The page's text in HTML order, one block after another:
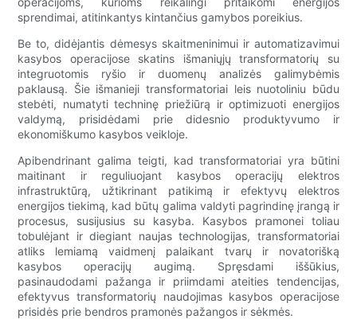
sprendimai, atitinkantys kintančius gamybos poreikius.
Be to, didėjantis dėmesys skaitmeninimui ir automatizavimui
kasybos operacijose skatins išmaniųjų transformatorių su
integruotomis ryšio ir duomenų analizės galimybėmis
paklausą. Šie išmanieji transformatoriai leis nuotoliniu būdu
stebėti, numatyti techninę priežiūrą ir optimizuoti energijos
valdymą, prisidėdami prie didesnio produktyvumo ir
ekonomiškumo kasybos veikloje.
Apibendrinant galima teigti, kad transformatoriai yra būtini
maitinant ir reguliuojant kasybos operacijų elektros
infrastruktūrą, užtikrinant patikimą ir efektyvų elektros
energijos tiekimą, kad būtų galima valdyti pagrindinę įrangą ir
procesus, susijusius su kasyba. Kasybos pramonei toliau
tobulėjant ir diegiant naujas technologijas, transformatoriai
atliks lemiamą vaidmenį palaikant tvarų ir novatorišką
kasybos operacijų augimą. Spręsdami iššūkius,
pasinaudodami pažanga ir priimdami ateities tendencijas,
efektyvus transformatorių naudojimas kasybos operacijose
prisidės prie bendros pramonės pažangos ir sėkmės.